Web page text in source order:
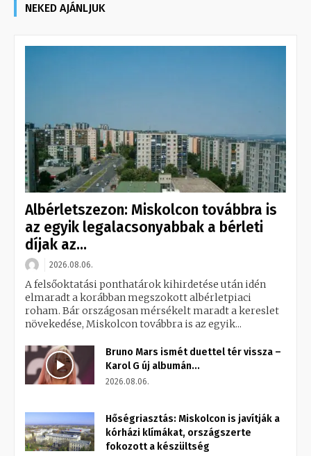
NEKED AJÁNLJUK
Albérletszezon: Miskolcon továbbra is
az egyik legalacsonyabbak a bérleti
díjak az...
2026.08.06.
A felsőoktatási ponthatárok kihirdetése után idén
elmaradt a korábban megszokott albérletpiaci
roham. Bár országosan mérsékelt maradt a kereslet
növekedése, Miskolcon továbbra is az egyik...
Bruno Mars ismét duettel tér vissza –
Karol G új albumán...
2026.08.06.
Hőségriasztás: Miskolcon is javítják a
kórházi klímákat, országszerte
fokozott a készültség